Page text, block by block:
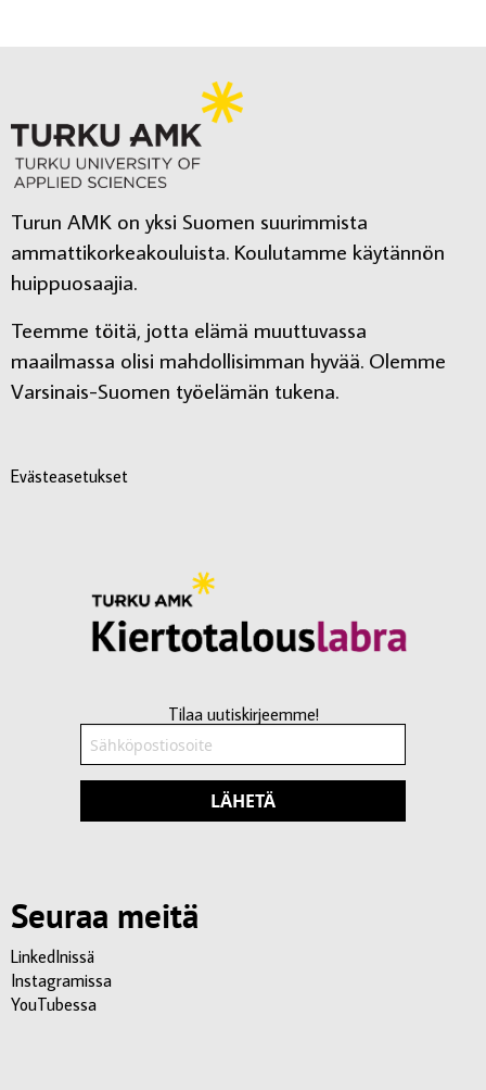
Turun AMK on yksi Suomen suurimmista
ammattikorkeakouluista. Koulutamme käytännön
huippuosaajia.
Teemme töitä, jotta elämä muuttuvassa
maailmassa olisi mahdollisimman hyvää. Olemme
Varsinais-Suomen työelämän tukena.
Evästeasetukset
Tilaa uutiskirjeemme!
LÄHETÄ
Seuraa meitä
LinkedInissä
Instagramissa
YouTubessa